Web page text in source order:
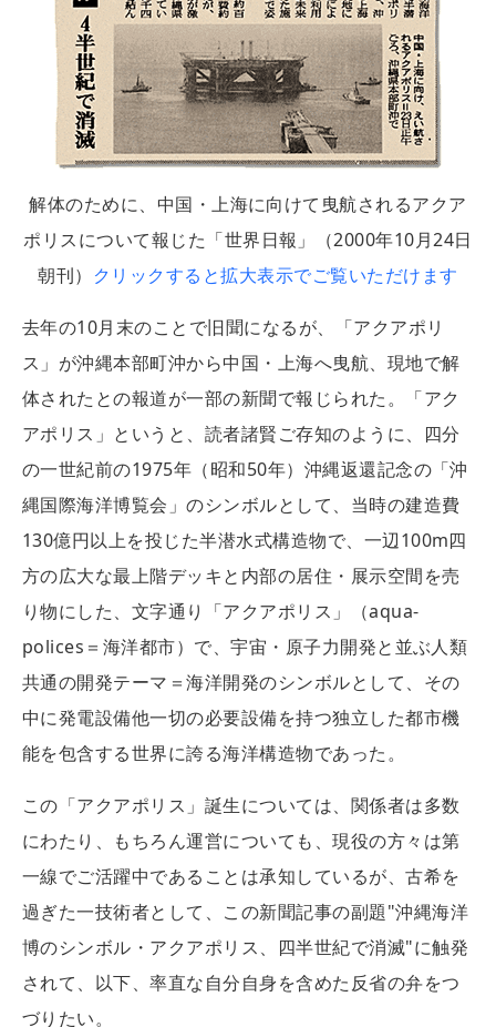
解体のために、中国・上海に向けて曳航されるアクア
ポリスについて報じた「世界日報」（2000年10月24日
朝刊） クリックすると拡大表示でご覧いただけます
去年の10月末のことで旧聞になるが、「アクアポリ
ス」が沖縄本部町沖から中国・上海へ曳航、現地で解
体されたとの報道が一部の新聞で報じられた。「アク
アポリス」というと、読者諸賢ご存知のように、四分
の一世紀前の1975年（昭和50年）沖縄返還記念の「沖
縄国際海洋博覧会」のシンボルとして、当時の建造費
130億円以上を投じた半潜水式構造物で、一辺100m四
方の広大な最上階デッキと内部の居住・展示空間を売
り物にした、文字通り「アクアポリス」（aqua-
polices＝海洋都市）で、宇宙・原子力開発と並ぶ人類
共通の開発テーマ＝海洋開発のシンボルとして、その
中に発電設備他一切の必要設備を持つ独立した都市機
能を包含する世界に誇る海洋構造物であった。
この「アクアポリス」誕生については、関係者は多数
にわたり、もちろん運営についても、現役の方々は第
一線でご活躍中であることは承知しているが、古希を
過ぎた一技術者として、この新聞記事の副題"沖縄海洋
博のシンボル・アクアポリス、四半世紀で消滅"に触発
されて、以下、率直な自分自身を含めた反省の弁をつ
づりたい。